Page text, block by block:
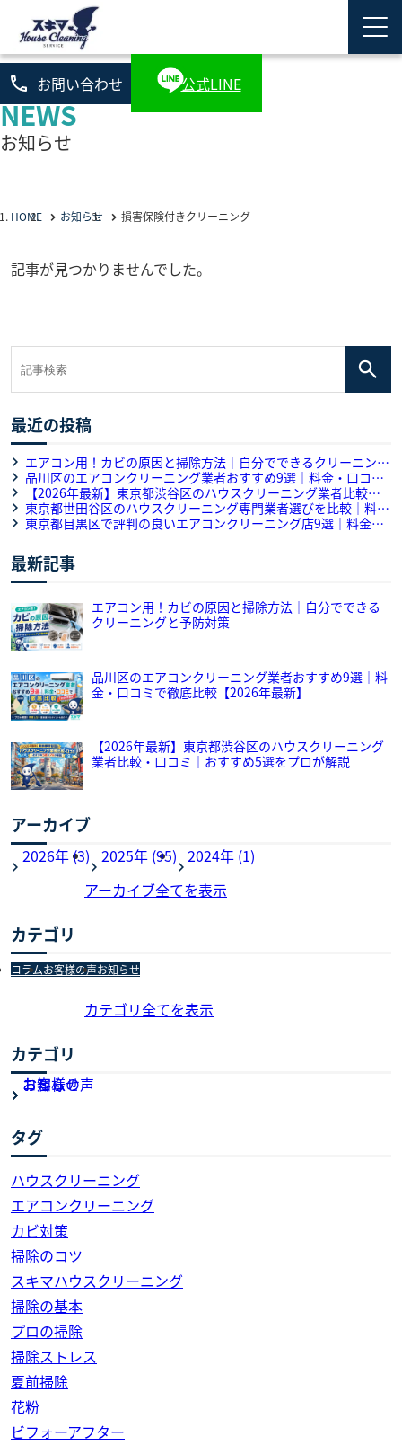
NEWS
お知らせ
HOME お知らせ 損害保険付きクリーニング
記事が見つかりませんでした。
最近の投稿
エアコン用！カビの原因と掃除方法｜自分でできるクリーニング
と予防対策
品川区のエアコンクリーニング業者おすすめ9選｜料金・口コミ
で徹底比較【2026年最新】
【2026年最新】東京都渋谷区のハウスクリーニング業者比較・
口コミ｜おすすめ5選をプロが解説
東京都世田谷区のハウスクリーニング専門業者選びを比較｜料
金・作業内容・口コミを徹底解説
東京都目黒区で評判の良いエアコンクリーニング店9選｜料金・
最新記事
エアコン用！カビの原因と掃除方法｜自分でできる
クリーニングと予防対策
品川区のエアコンクリーニング業者おすすめ9選｜料
金・口コミで徹底比較【2026年最新】
【2026年最新】東京都渋谷区のハウスクリーニング
業者比較・口コミ｜おすすめ5選をプロが解説
アーカイブ
2026年 (3) 2025年 (95) 2024年 (1)
アーカイブ全てを表示
カテゴリ
コラムお客様の声お知らせ
カテゴリ全てを表示
カテゴリ
お知らせ
お客様の声
コラム
タグ
ハウスクリーニング
エアコンクリーニング
カビ対策
掃除のコツ
スキマハウスクリーニング
掃除の基本
プロの掃除
掃除ストレス
夏前掃除
花粉
ビフォーアフター
phone お問い合わせ 公式LINE